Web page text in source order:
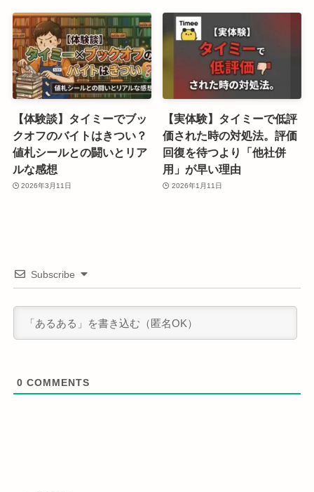
【体験談】タイミーでブッ
クオフのバイトはきつい？
値札シールとの闘いとリア
ルな感想
2026年3月11日
【実体験】タイミーで低評
価された時の対処法。評価
回復を待つより「他社併
用」が早い理由
2026年1月11日
Subscribe
0 COMMENTS